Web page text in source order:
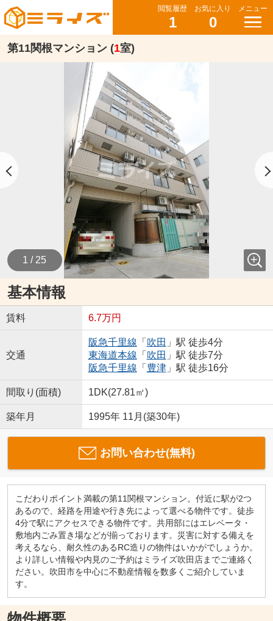
閲覧履歴
1
お気に入り
0
メニュー
第11関根マンション (1室)
1 / 25
基本情報
賃料 6.7万円
交通
阪急千里線 「 吹田 」駅 徒歩4分
東海道本線 「 吹田 」駅 徒歩7分
阪急千里線 「 豊津」駅 徒歩16分
間取り(面積) 1DK(27.81㎡)
築年月 1995年 11月(築30年)
お問い合わせ(無料)
こだわりポイント満載の第11関根マンション。付近に駅が2つ
あるので、経路を用途や行き先によって選べる物件です。徒歩
4分で駅にアクセスできる物件です。共用部にはエレベータ・
敷地内ごみ置き場などが揃っております。災害に対する備えを
考えるなら、耐久性のあるRC造りの物件はいかがでしょうか。
より詳しい情報や内見のご予約はミライズ吹田店までご連絡く
ださい。吹田市を中心に不動産情報を数多くご紹介していま
す。